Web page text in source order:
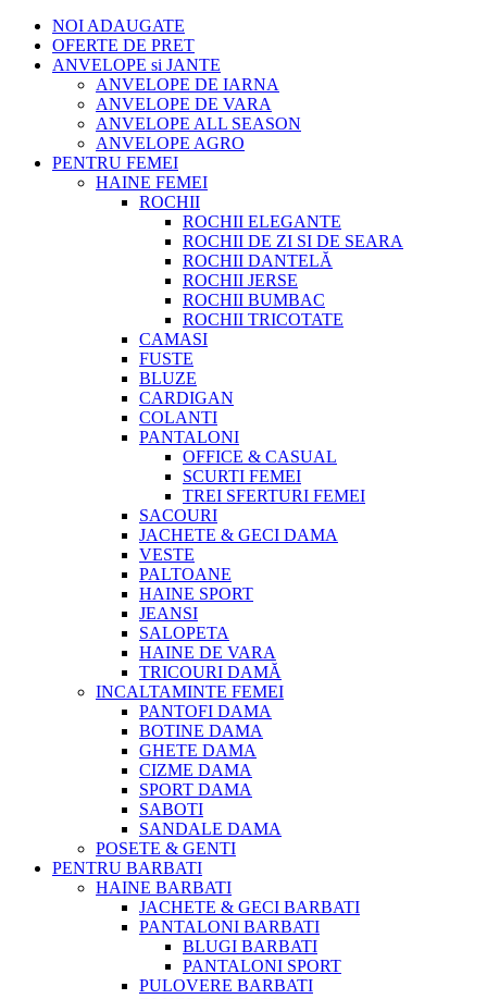
NOI ADAUGATE
OFERTE DE PRET
ANVELOPE si JANTE
ANVELOPE DE IARNA
ANVELOPE DE VARA
ANVELOPE ALL SEASON
ANVELOPE AGRO
PENTRU FEMEI
HAINE FEMEI
ROCHII
ROCHII ELEGANTE
ROCHII DE ZI SI DE SEARA
ROCHII DANTELĂ
ROCHII JERSE
ROCHII BUMBAC
ROCHII TRICOTATE
CAMASI
FUSTE
BLUZE
CARDIGAN
COLANTI
PANTALONI
OFFICE & CASUAL
SCURTI FEMEI
TREI SFERTURI FEMEI
SACOURI
JACHETE & GECI DAMA
VESTE
PALTOANE
HAINE SPORT
JEANSI
SALOPETA
HAINE DE VARA
TRICOURI DAMĂ
INCALTAMINTE FEMEI
PANTOFI DAMA
BOTINE DAMA
GHETE DAMA
CIZME DAMA
SPORT DAMA
SABOTI
SANDALE DAMA
POSETE & GENTI
PENTRU BARBATI
HAINE BARBATI
JACHETE & GECI BARBATI
PANTALONI BARBATI
BLUGI BARBATI
PANTALONI SPORT
PULOVERE BARBATI